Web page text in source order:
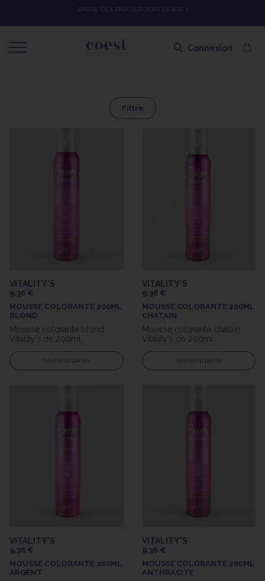
BAISSE DES PRIX SUR TOUT LE SITE !
Connexion
Filtre
VITALITY'S
9,36 €
MOUSSE COLORANTE 200ML
BLOND
Mousse colorante blond
Vitality's de 200ml
Ajouter au panier
VITALITY'S
9,36 €
MOUSSE COLORANTE 200ML
CHATAIN
Mousse colorante châtain
Vitality's de 200ml
Ajouter au panier
VITALITY'S
9,36 €
MOUSSE COLORANTE 200ML
ARGENT
VITALITY'S
9,36 €
MOUSSE COLORANTE 200ML
ANTHRACITE